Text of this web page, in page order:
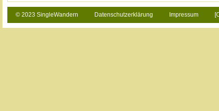
© 2023 SingleWandern Datenschutzerklärung Impressum